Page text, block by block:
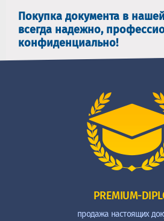
Покупка документа в
всегда надежно,
конфиденциально!
PREMIUM-
продажа настоящих